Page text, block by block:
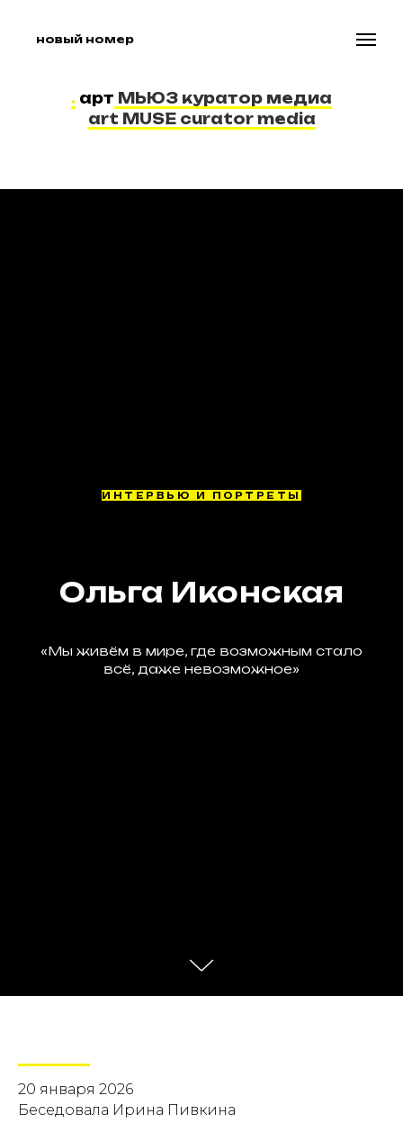
. арт МЬЮЗ куратор медиа
art MUSE curator media
новый номер
ИНТЕРВЬЮ И ПОРТРЕТЫ
Ольга Иконская
«Мы живём в мире, где возможным стало
всё, даже невозможное»
20 января 2026
Беседовала Ирина Пивкина